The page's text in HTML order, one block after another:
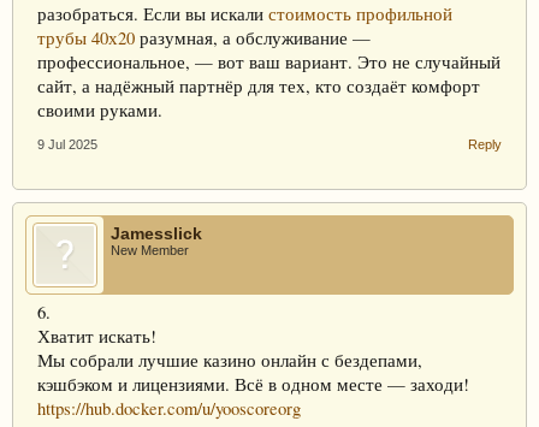
разобраться. Если вы искали стоимость профильной
трубы 40х20 разумная, а обслуживание —
профессиональное, — вот ваш вариант. Это не случайный
сайт, а надёжный партнёр для тех, кто создаёт комфорт
своими руками.
9 Jul 2025 Reply
Jamesslick
New Member
6.
Хватит искать!
Мы собрали лучшие казино онлайн с бездепами,
кэшбэком и лицензиями. Всё в одном месте — заходи!
https://hub.docker.com/u/yooscoreorg